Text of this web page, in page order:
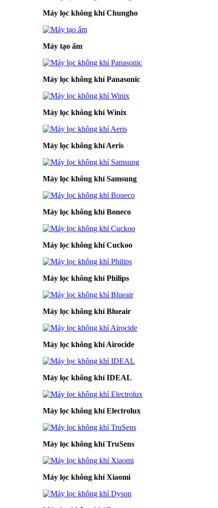
Máy lọc không khí Chungho
Máy tạo ẩm
Máy lọc không khí Panasonic
Máy lọc không khí Winix
Máy lọc không khí Aeris
Máy lọc không khí Samsung
Máy lọc không khí Boneco
Máy lọc không khí Cuckoo
Máy lọc không khí Philips
Máy lọc không khí Blueair
Máy lọc không khí Airocide
Máy lọc không khí IDEAL
Máy lọc không khí Electrolux
Máy lọc không khí TruSens
Máy lọc không khí Xiaomi